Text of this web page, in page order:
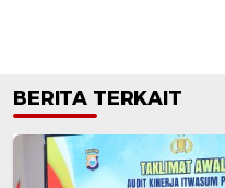
BERITA TERKAIT